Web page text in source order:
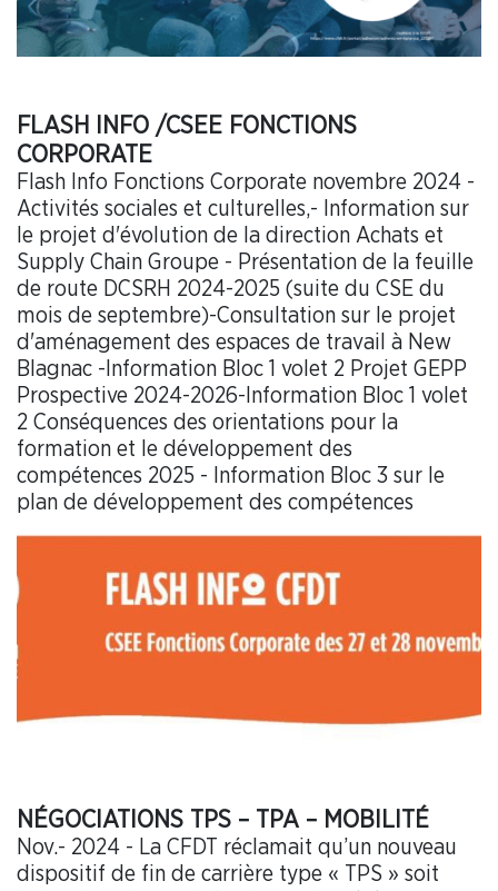
FLASH INFO /CSEE FONCTIONS
CORPORATE
Flash Info Fonctions Corporate novembre 2024 -
Activités sociales et culturelles,- Information sur
le projet d'évolution de la direction Achats et
Supply Chain Groupe - Présentation de la feuille
de route DCSRH 2024-2025 (suite du CSE du
mois de septembre)-Consultation sur le projet
d'aménagement des espaces de travail à New
Blagnac -Information Bloc 1 volet 2 Projet GEPP
Prospective 2024-2026-Information Bloc 1 volet
2 Conséquences des orientations pour la
formation et le développement des
compétences 2025 - Information Bloc 3 sur le
plan de développement des compétences
NÉGOCIATIONS TPS – TPA – MOBILITÉ
Nov.- 2024 - La CFDT réclamait qu’un nouveau
dispositif de fin de carrière type « TPS » soit